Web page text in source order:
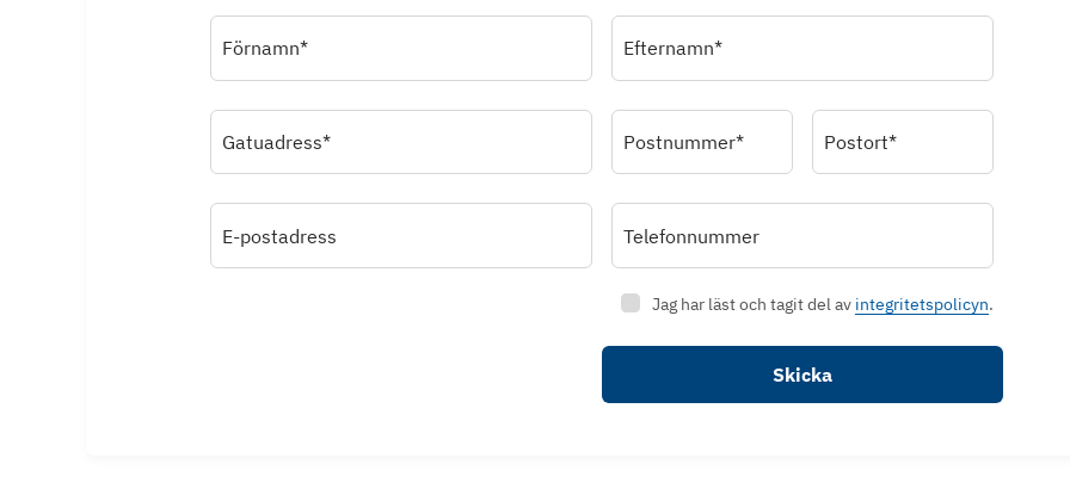
Förnamn* Efternamn*
Gatuadress* Postnummer* Postort*
E-postadress Telefonnummer
Jag har läst och tagit del av integritetspolicyn.
Skicka